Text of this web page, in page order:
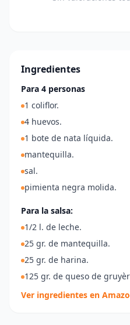
Ingredientes
Para 4 personas
1 coliflor.
4 huevos.
1 bote de nata líquida.
mantequilla.
sal.
pimienta negra molida.
Para la salsa:
1/2 l. de leche.
25 gr. de mantequilla.
25 gr. de harina.
125 gr. de queso de
Ver ingredientes en